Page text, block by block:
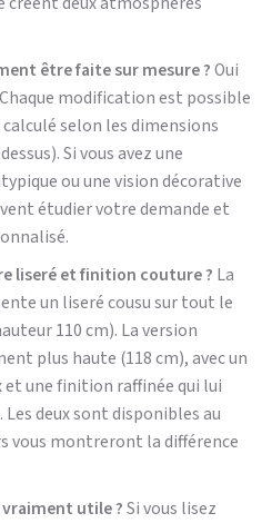
être faite sur mesure ?Oui
modification est possible
selon les dimensions
Si vous avez une
ou une vision décorative
étudier votre demande et
liseré et finition couture ? La
un liseré cousu sur tout le
110 cm). La version
plus haute (118 cm), avec un
une finition raffinée qui lui
deux sont disponibles au
vous montreront la différence
utile ?Si vous lisez